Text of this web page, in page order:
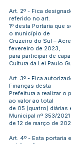
Art. 2º - Fica
referido no art.
1º desta Portaria que
o município de
Cruzeiro do Sul – Acre
fevereiro de 2023,
para participar de
Cultura da Lei Paulo
Art. 3º - Fica
Finanças desta
Prefeitura a realizar o
ao valor ao total
de 05 (quatro) diárias
Municipal nº 353/2021
de 12 de março de
Art. 4º - Esta portaria